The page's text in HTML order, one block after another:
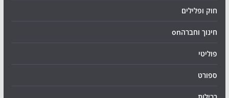
חוק ופלילים
חינוך וחברהon
פוליטי
ספורט